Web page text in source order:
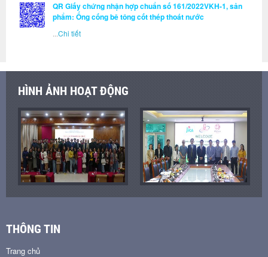
QR Giấy chứng nhận hợp chuẩn số 161/2022VKH-1, sản
phẩm: Ống cống bê tông cốt thép thoát nước
...Chi tiết
HÌNH ẢNH HOẠT ĐỘNG
THÔNG TIN
Trang chủ